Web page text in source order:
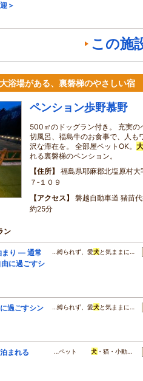
＞
この施
浴場がある、裏磐梯のやさしい宿
ペンション歩野慕野
500㎡のドッグラン付き。 充実の
切風呂、福島牛のお食事で、人も
沢な滞在を。 全部屋ペットOK。
れる裏磐梯のペンション。
住所
福島県耶麻郡北塩原村
７‐１０９
アクセス
磐越自動車道 猪苗
約25分
ン
まり ― 通常
に過ごすシ
…縛られず、愛犬と気ままに…
過ごすシン
…縛られず、愛犬と気ままに…
泊まれる
…ペット犬 ・猫・小動…